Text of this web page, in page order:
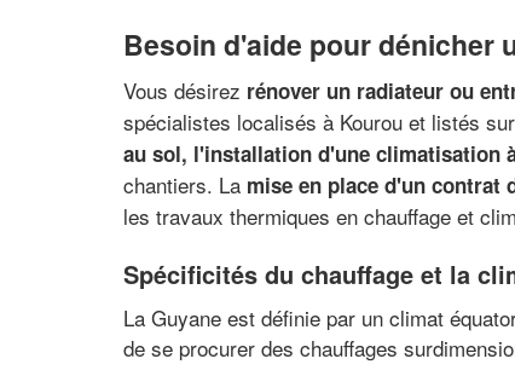
Besoin d'aide pour dénicher
Vous désirez rénover un radiateur ou
spécialistes localisés à Kourou et listés
au sol, l'installation d'une climatisation
chantiers. La mise en place d'un contrat
les travaux thermiques en chauffage et
Spécificités du chauffage et la
La Guyane est définie par un climat
de se procurer des chauffages